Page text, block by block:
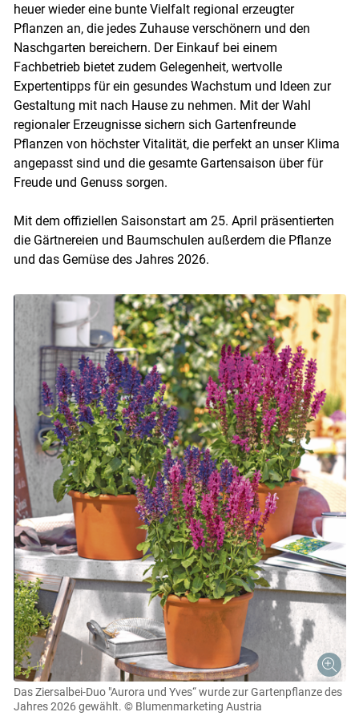
Skip to main content
heuer wieder eine bunte Vielfalt regional erzeugter
Pflanzen an, die jedes Zuhause verschönern und den
Naschgarten bereichern. Der Einkauf bei einem
Fachbetrieb bietet zudem Gelegenheit, wertvolle
Expertentipps für ein gesundes Wachstum und Ideen zur
Gestaltung mit nach Hause zu nehmen. Mit der Wahl
regionaler Erzeugnisse sichern sich Gartenfreunde
Pflanzen von höchster Vitalität, die perfekt an unser Klima
angepasst sind und die gesamte Gartensaison über für
Freude und Genuss sorgen.
Mit dem offiziellen Saisonstart am 25. April präsentierten
die Gärtnereien und Baumschulen außerdem die Pflanze
und das Gemüse des Jahres 2026.
Das Ziersalbei-Duo "Aurora und Yves“ wurde zur Gartenpflanze des
Jahres 2026 gewählt. © Blumenmarketing Austria